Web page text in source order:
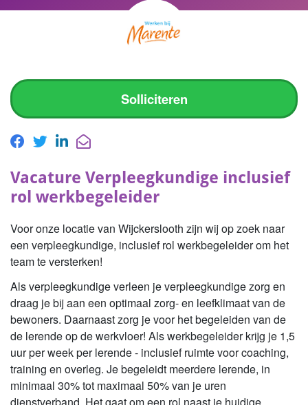
Solliciteren
Vacature Verpleegkundige inclusief
rol werkbegeleider
Voor onze locatie van Wijckerslooth zijn wij op zoek naar
een verpleegkundige, inclusief rol werkbegeleider om het
team te versterken!
Als verpleegkundige verleen je verpleegkundige zorg en
draag je bij aan een optimaal zorg- en leefklimaat van de
bewoners. Daarnaast zorg je voor het begeleiden van de
de lerende op de werkvloer! Als werkbegeleider krijg je 1,5
uur per week per lerende - inclusief ruimte voor coaching,
training en overleg. Je begeleidt meerdere lerende, in
minimaal 30% tot maximaal 50% van je uren